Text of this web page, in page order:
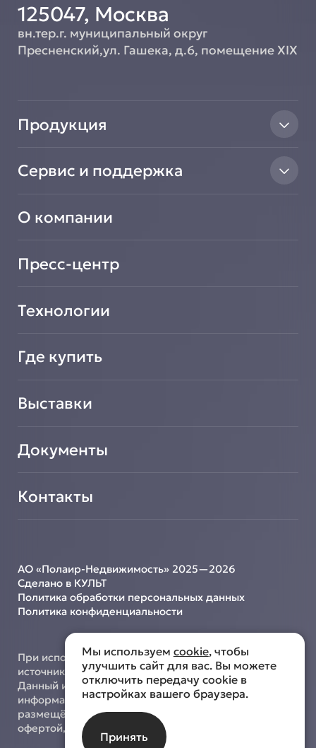
125047, Москва
вн.тер.г. муниципальный округ
Пресненский,ул. Гашека, д.6, помещение XIX
АО «Полаир-Недвижимость» 2025—2026
Сделано в КУЛЬТ
Политика обработки персональных данных
Политика конфиденциальности
При использовании материалов с сайта ссылка на
источник обязательна.
Данный интернет-сайт носит исключительно
информационный характер, и информация,
размещённая на нём, не является публичной
офертой, определяемой положениями ст. 437 ГК РФ.
Продукция
Линии раздачи
Вентиляционное оборудование
Транспортировочные решения
Сервис и поддержка
Сообщить о неисправности оборудования
Подать заявку на сотрудничество
О компании
Пресс-центр
Технологии
Где купить
Выставки
Документы
Контакты
Мы используем cookie, чтобы
улучшить сайт для вас. Вы можете
отключить передачу cookie в
настройках вашего браузера.
Принять